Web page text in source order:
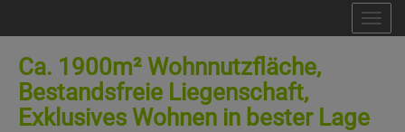
Ca. 1900m² Wohnnutzfläche,
Bestandsfreie Liegenschaft,
Exklusives Wohnen in bester Lage